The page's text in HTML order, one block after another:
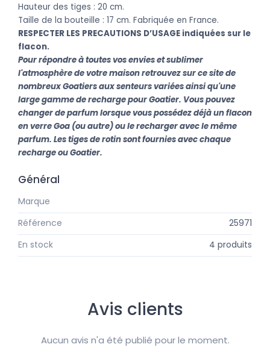
Hauteur des tiges : 20 cm.
Taille de la bouteille : 17 cm. Fabriquée en France.
RESPECTER LES PRECAUTIONS D’USAGE indiquées sur le
flacon.
Pour répondre à toutes vos envies et sublimer
l'atmosphère de votre maison retrouvez sur ce site de
nombreux Goatiers aux senteurs variées ainsi qu'une
large gamme de recharge pour Goatier. Vous pouvez
changer de parfum lorsque vous possédez déjà un flacon
en verre Goa (ou autre) ou le recharger avec le même
parfum. Les tiges de rotin sont fournies avec chaque
recharge ou Goatier.
Général
Marque
Référence
25971
En stock
4 produits
Avis clients
Aucun avis n'a été publié pour le moment.